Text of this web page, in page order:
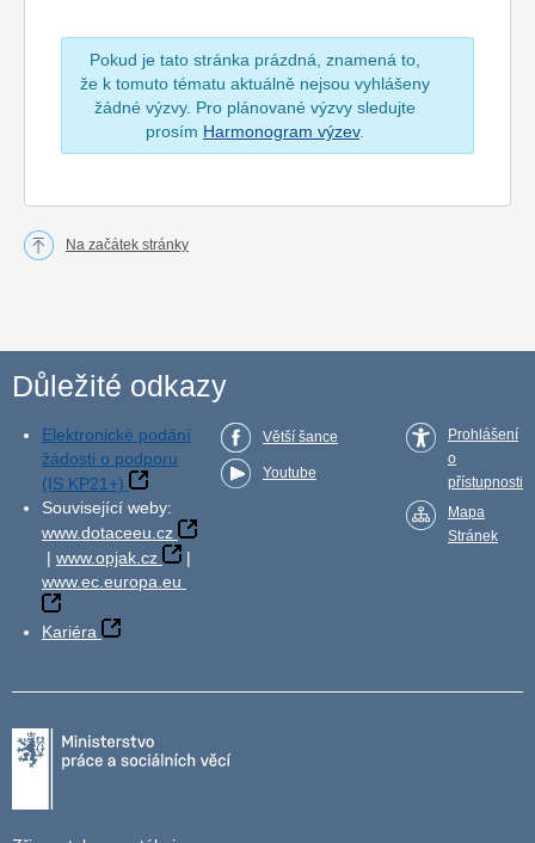
Pokud je tato stránka prázdná, znamená to,
že k tomuto tématu aktuálně nejsou vyhlášeny
žádné výzvy. Pro plánované výzvy sledujte
prosím Harmonogram výzev.
Na začátek stránky
Důležité odkazy
Elektronické podání
žádosti o podporu
(IS KP21+)
Související weby:
www.dotaceeu.cz
| www.opjak.cz
|
www.ec.europa.eu
Kariéra
Větší šance
Youtube
Prohlášení
o
přístupnosti
Mapa
Stránek